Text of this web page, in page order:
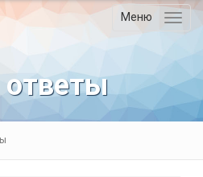
Меню